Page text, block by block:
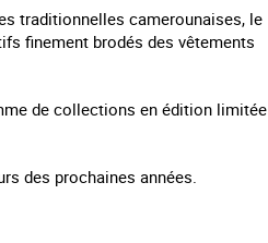
traditionnelles camerounaises, le
finement brodés des vêtements
de collections en édition limitée
des prochaines années.